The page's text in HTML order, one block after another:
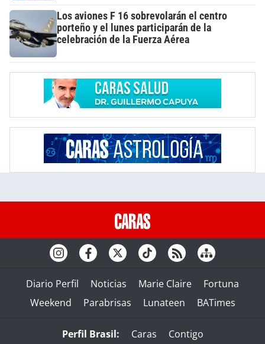
Los aviones F 16 sobrevolarán el centro
porteño y el lunes participarán de la
celebración de la Fuerza Aérea
Diario Perfil Noticias Marie Claire
Fortuna
Weekend
Parabrisas Lunateen BATimes
Perfil Brasil: Caras Contigo